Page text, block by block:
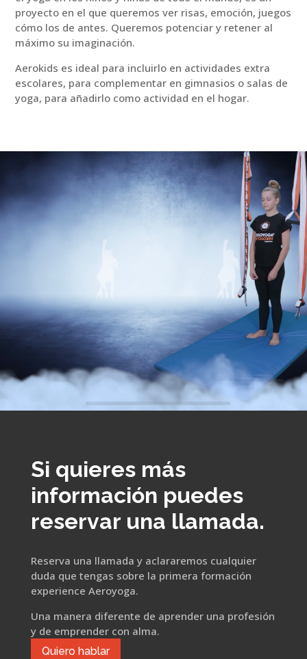
proyecto en el que queremos ver risas, emoción, juegos
cómo los de antes. Queremos potenciar y retener al
máximo su imaginación.
Aerokids es ideal para incluirlo en actividades extra
escolares, para complementar en gimnasios o salas de
yoga, para añadirlo como actividad en el hogar.
Si quieres más
información puedes
reservar una llamada.
Reserva una llamada y aclararemos cualquier
duda que tengas sobre la primera formación
experience Aeroyoga.
Una manera diferente de aprender una profesión
y de emprender con alma.
Quiero hablar